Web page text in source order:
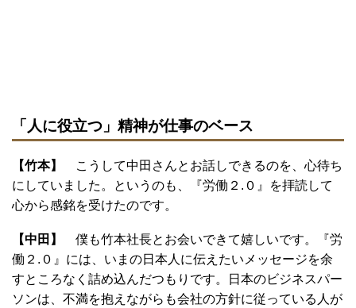
「人に役立つ」精神が仕事のベース
【竹本】
こうして中田さんとお話しできるのを、心待ち
にしていました。というのも、『労働２.０』を拝読して
心から感銘を受けたのです。
【中田】
僕も竹本社長とお会いできて嬉しいです。『労
働２.０』には、いまの日本人に伝えたいメッセージを余
すところなく詰め込んだつもりです。日本のビジネスパー
ソンは、不満を抱えながらも会社の方針に従っている人が